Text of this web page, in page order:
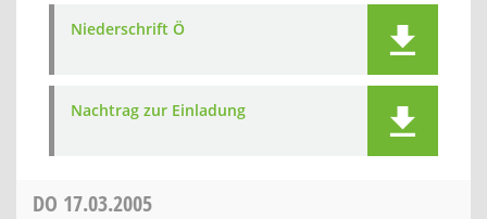
Niederschrift Ö
Nachtrag zur Einladung
DO 17.03.2005